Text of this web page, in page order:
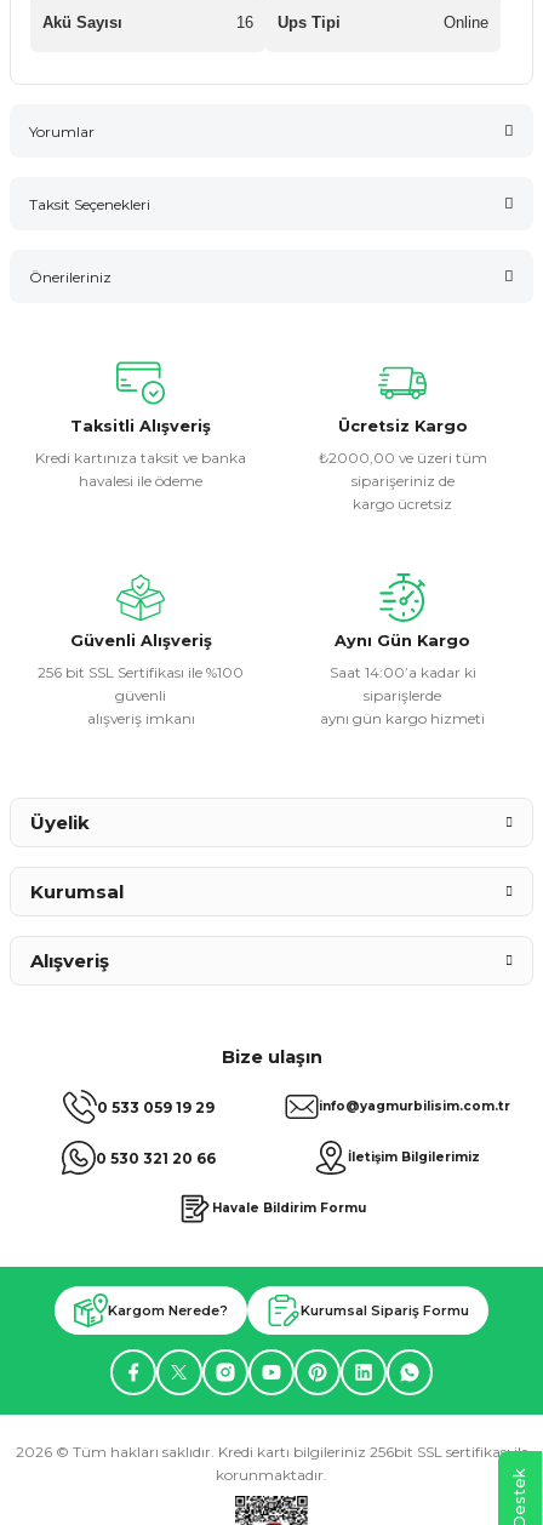
Akü Sayısı 16 Ups Tipi Online
Yorumlar
Taksit Seçenekleri
Önerileriniz
konularda yetersiz gördüğünüz noktaları öneri formunu
kullanarak tarafımıza iletebilirsiniz.
Görüş ve önerileriniz için teşekkür ederiz.
Ürün resmi kalitesiz, bozuk veya görüntülenemiyor.
Ürün fiyatı diğer sitelerden daha pahalı.
Bu ürüne benzer farklı alternatifler olmalı.
Taksitli Alışveriş
Kredi kartınıza taksit ve banka
havalesi ile ödeme
Ücretsiz Kargo
₺2000,00 ve üzeri tüm
siparişeriniz de
kargo ücretsiz
Güvenli Alışveriş
256 bit SSL Sertifikası ile %100
güvenli
alışveriş imkanı
Aynı Gün Kargo
Saat 14:00’a kadar ki
siparişlerde
aynı gün kargo hizmeti
Bize ulaşın
0 533 059 19 29
0 530 321 20 66
info@yagmurbilisim.com.tr
İletişim Bilgilerimiz
Havale Bildirim Formu
Üyelik
Kurumsal
Alışveriş
Kargom Nerede? Kurumsal Sipariş Formu
2026 © Tüm hakları saklıdır. Kredi kartı bilgileriniz 256bit SSL sertifikası ile
korunmaktadır.